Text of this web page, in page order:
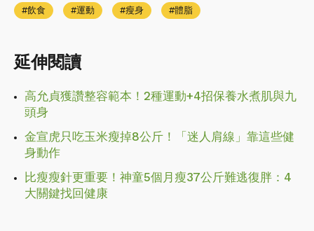
飲食 運動 瘦身 體脂
延伸閱讀
高允貞獲讚整容範本！2種運動+4招保養水煮肌與九
頭身
金宣虎只吃玉米瘦掉8公斤！「迷人肩線」靠這些健
身動作
比瘦瘦針更重要！神童5個月瘦37公斤難逃復胖：4
大關鍵找回健康